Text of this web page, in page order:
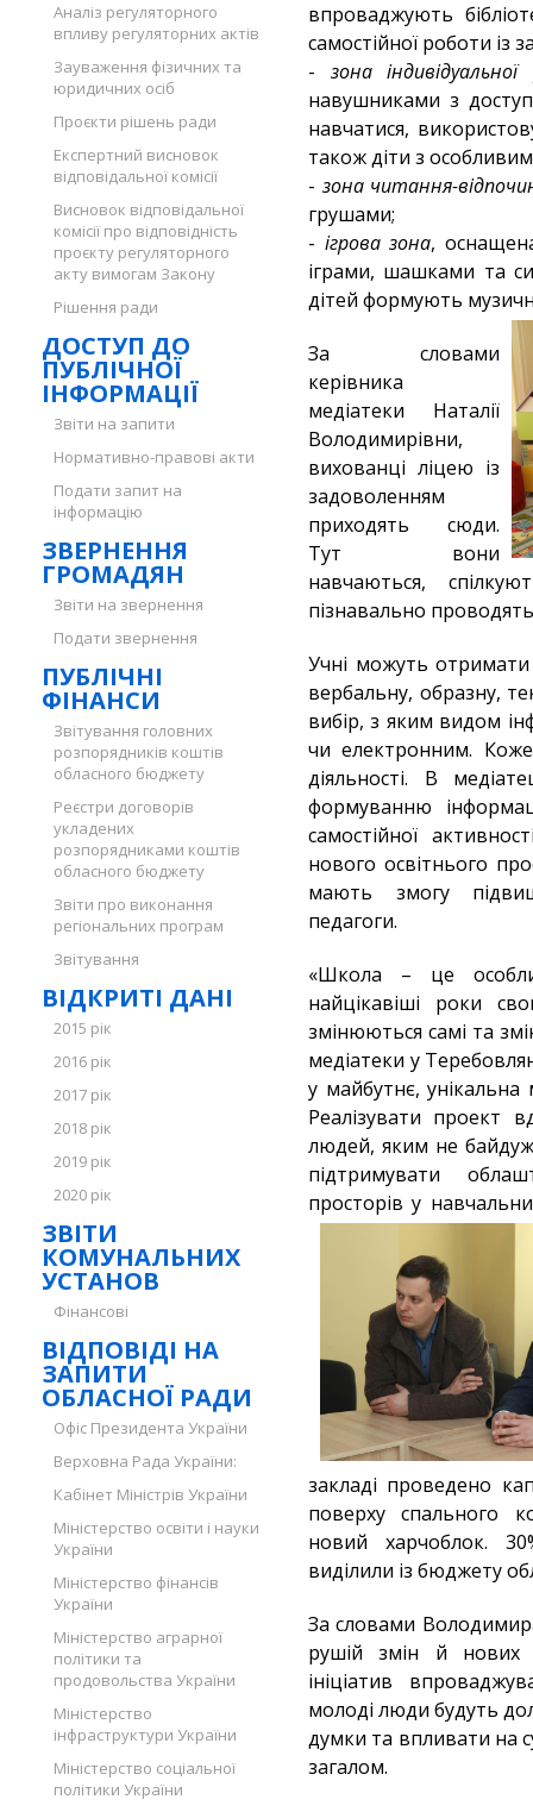
Аналіз регуляторного
впливу регуляторних актів
Зауваження фізичних та
юридичних осіб
Проєкти рішень ради
Експертний висновок
відповідальної комісії
Висновок відповідальної
комісії про відповідність
проєкту регуляторного
акту вимогам Закону
Рішення ради
ДОСТУП ДО
ПУБЛІЧНОЇ
ІНФОРМАЦІЇ
Звіти на запити
Нормативно-правові акти
Подати запит на
інформацію
ЗВЕРНЕННЯ
ГРОМАДЯН
Звіти на звернення
Подати звернення
ПУБЛІЧНІ
ФІНАНСИ
Звітування головних
розпорядників коштів
обласного бюджету
Реєстри договорів
укладених
розпорядниками коштів
обласного бюджету
Звіти про виконання
регіональних програм
Звітування
ВІДКРИТІ ДАНІ
2015 рік
2016 рік
2017 рік
2018 рік
2019 рік
2020 рік
ЗВІТИ
КОМУНАЛЬНИХ
УСТАНОВ
Фінансові
ВІДПОВІДІ НА
ЗАПИТИ
ОБЛАСНОЇ РАДИ
Офіс Президента України
Верховна Рада України:
Кабінет Міністрів України
Міністерство освіти і науки
України
Міністерство фінансів
України
Міністерство аграрної
політики та
продовольства України
Міністерство
інфраструктури України
Міністерство соціальної
політики України
впроваджують
самостійної роботи із
- зона
навушниками з
навчатися,
також діти з
- зона читання-
грушами;
- ігрова зона,
іграми, шашками та
дітей формують
За словами
керівника
медіатеки Наталії
Володимирівни,
вихованці ліцею із
задоволенням
приходять сюди.
Тут вони
навчаються,
пізнавально
Учні можуть отримати
вербальну, образну,
вибір, з яким видом
чи електронним.
діяльності. В
формуванню
самостійної
нового освітнього
мають змогу
педагоги.
«Школа – це
найцікавіші роки
змінюються самі та
медіатеки у
у майбутнє, унікальна
Реалізувати проект
людей, яким не
підтримувати
просторів у
закладі проведено
поверху спального
новий харчоблок.
виділили із бюджету
За словами
рушій змін й нових
ініціатив
молоді люди будуть
думки та впливати на
загалом.